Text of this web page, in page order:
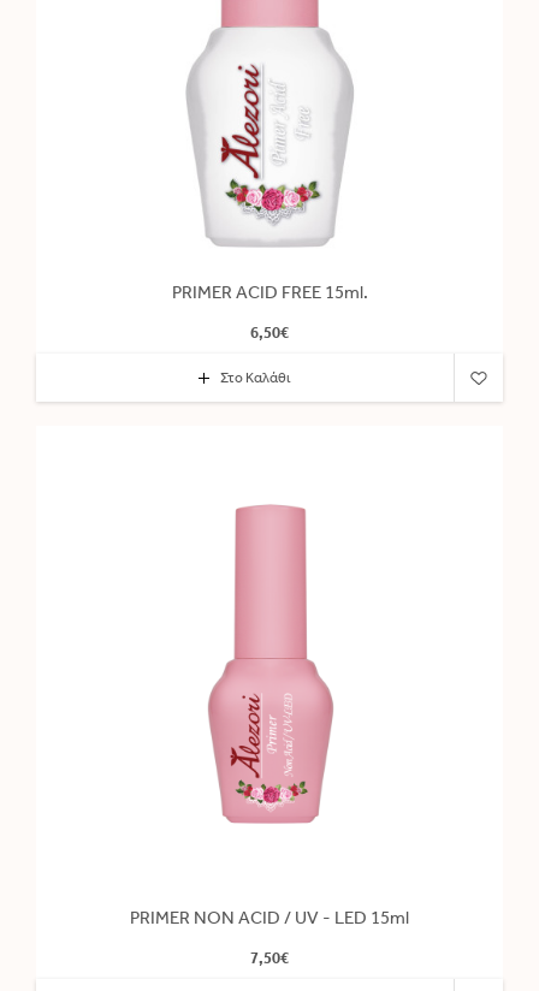
PRIMER ACID FREE 15ml.
6,50€
Στο Καλάθι
PRIMER NON ACID / UV - LED 15ml
7,50€